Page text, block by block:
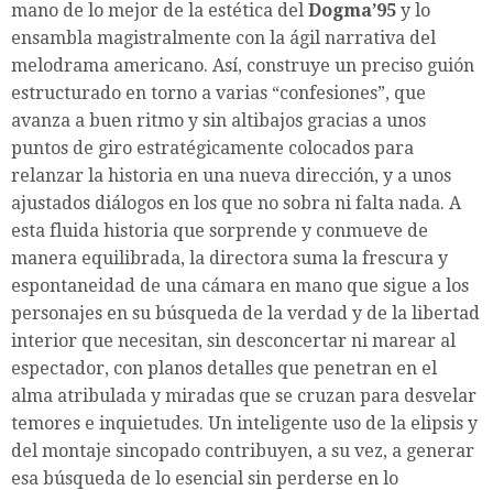
mano de lo mejor de la estética del Dogma’95 y lo
ensambla magistralmente con la ágil narrativa del
melodrama americano. Así, construye un preciso guión
estructurado en torno a varias “confesiones”, que
avanza a buen ritmo y sin altibajos gracias a unos
puntos de giro estratégicamente colocados para
relanzar la historia en una nueva dirección, y a unos
ajustados diálogos en los que no sobra ni falta nada. A
esta fluida historia que sorprende y conmueve de
manera equilibrada, la directora suma la frescura y
espontaneidad de una cámara en mano que sigue a los
personajes en su búsqueda de la verdad y de la libertad
interior que necesitan, sin desconcertar ni marear al
espectador, con planos detalles que penetran en el
alma atribulada y miradas que se cruzan para desvelar
temores e inquietudes. Un inteligente uso de la elipsis y
del montaje sincopado contribuyen, a su vez, a generar
esa búsqueda de lo esencial sin perderse en lo